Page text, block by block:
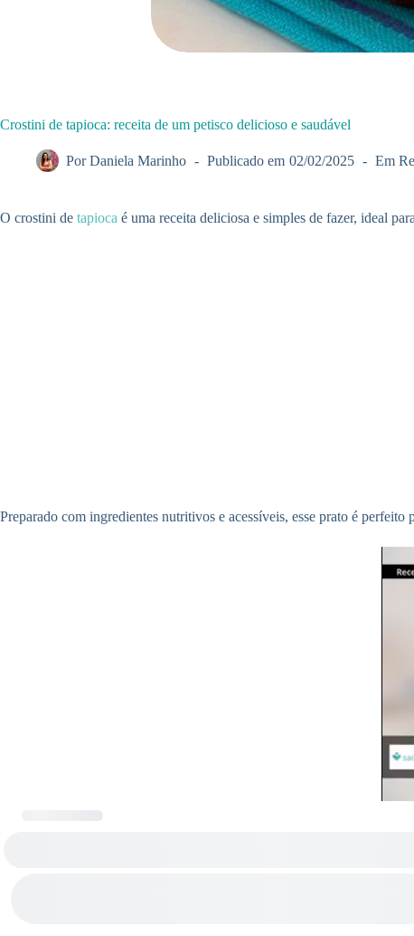
Crostini de tapioca: receita de um petisco delicioso e saudável
Por Daniela Marinho Publicado em 02/02/2025 Em
O crostini de tapioca é uma receita deliciosa e simples de fazer, ideal
Preparado com ingredientes nutritivos e acessíveis, esse prato é